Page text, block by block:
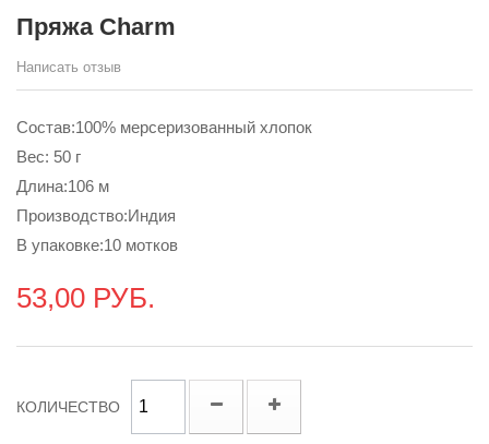
Пряжа Charm
Написать отзыв
Состав:100% мерсеризованный хлопок
Вес: 50 г
Длина:106 м
Производство:Индия
В упаковке:10 мотков
53,00 РУБ.
КОЛИЧЕСТВО